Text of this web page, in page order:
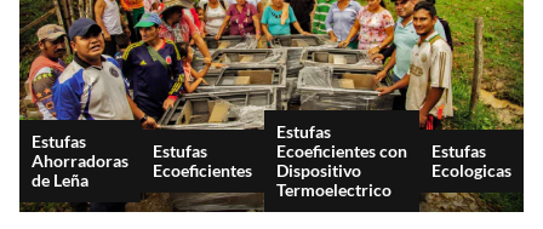
Estufas
Ahorradoras
de Leña
Estufas
Ecoeficientes
Estufas
Ecoeficientes con
Dispositivo
Termoelectrico
Estufas
Ecologicas